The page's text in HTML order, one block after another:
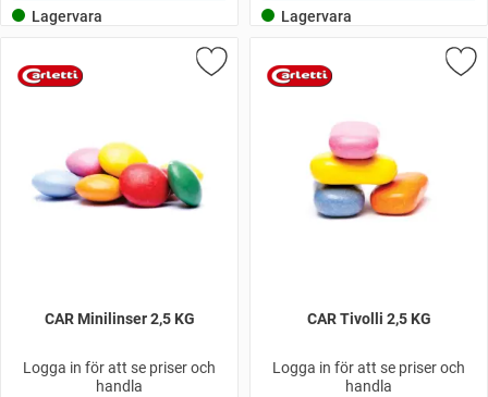
Lagervara Lagervara
CAR Minilinser 2,5 KG
Logga in för att se priser och
handla
CAR Tivolli 2,5 KG
Logga in för att se priser och
handla